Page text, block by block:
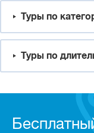
Туры по
Туры по